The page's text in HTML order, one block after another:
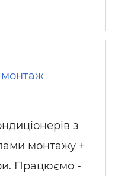
монтаж
з
монтажу +
Працюємо -